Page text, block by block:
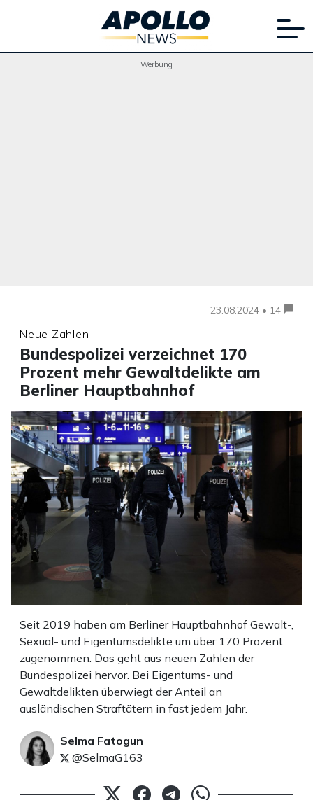
Werbung
23.08.2024 • 14
Neue Zahlen
Bundespolizei verzeichnet 170
Prozent mehr Gewaltdelikte am
Berliner Hauptbahnhof
Seit 2019 haben am Berliner Hauptbahnhof Gewalt-,
Sexual- und Eigentumsdelikte um über 170 Prozent
zugenommen. Das geht aus neuen Zahlen der
Bundespolizei hervor. Bei Eigentums- und
Gewaltdelikten überwiegt der Anteil an
ausländischen Straftätern in fast jedem Jahr.
Selma Fatogun
@SelmaG163